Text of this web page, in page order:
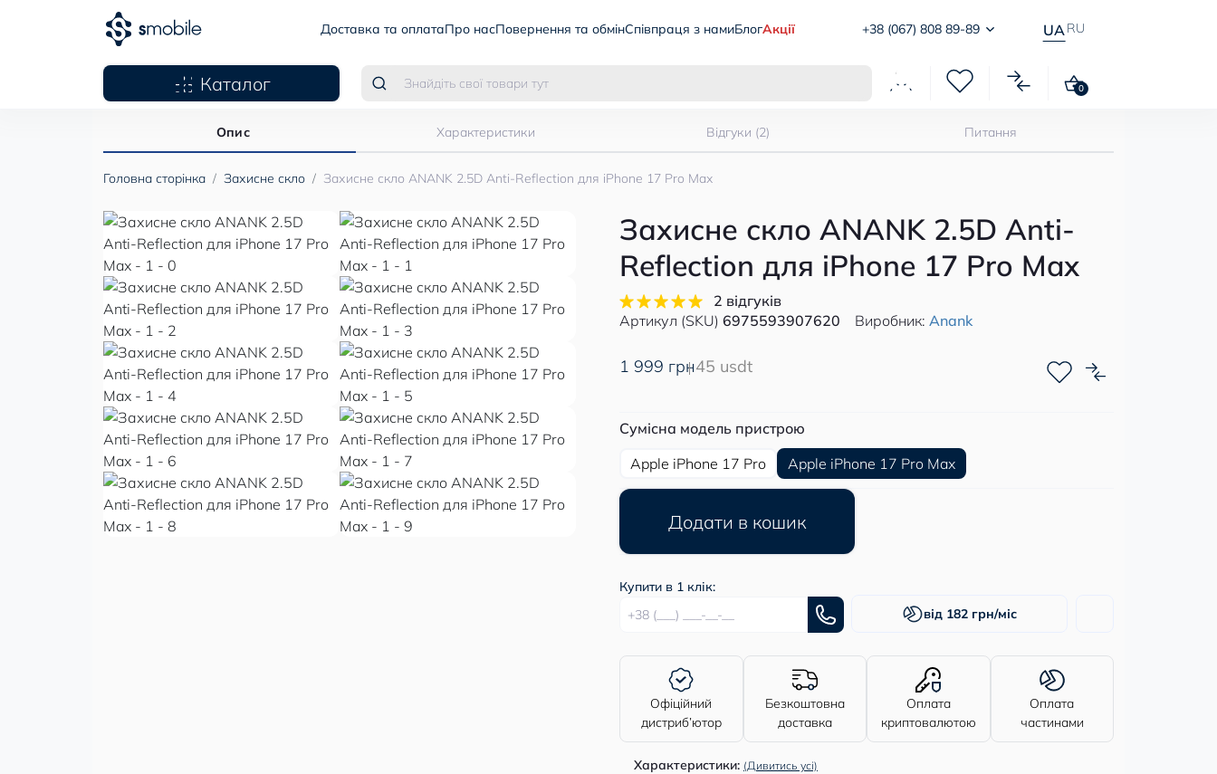
Доставка та оплатаПро насПовернення та обмінСпівпраця з намиБлогАкції +38 (067) 808 89-89 UA RU
Каталог 0
Головна сторінка Захисне скло Захисне скло ANANK 2.5D Anti-Reflection для iPhone 17 Pro Max
Опис Характеристики Відгуки (2) Питання
Захисне скло ANANK 2.5D Anti-
Reflection для iPhone 17 Pro Max
2 відгуків
Артикул (SKU) 6975593907620 Виробник: Anank
1 999 грн45 usdt
Сумісна модель пристрою
Apple iPhone 17 Pro
Apple iPhone 17 Pro Max
Додати в кошик
Купити в 1 клік:
від 182 грн/міс
Офіційний
дистриб’ютор
Безкоштовна
доставка
Оплата
криптовалютою
Оплата
частинами
Характеристики: (Дивитись усі)